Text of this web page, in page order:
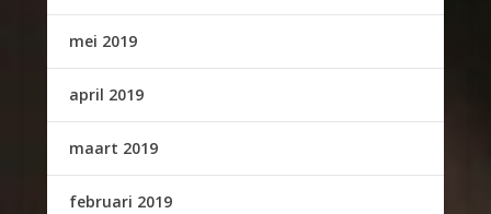
mei 2019
april 2019
maart 2019
februari 2019